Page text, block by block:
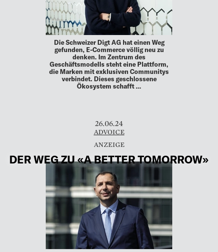
Die Schweizer Digt AG hat einen Weg
gefunden, E-Commerce völlig neu zu
denken. Im Zentrum des
Geschäftsmodells steht eine Plattform,
die Marken mit exklusiven Communitys
verbindet. Dieses geschlossene
Ökosystem schafft …
26.06.24
ADVOICE
DER WEG ZU «A BETTER TOMORROW»